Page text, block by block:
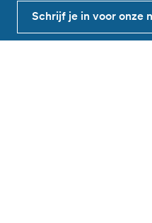
Schrijf je in voor onze